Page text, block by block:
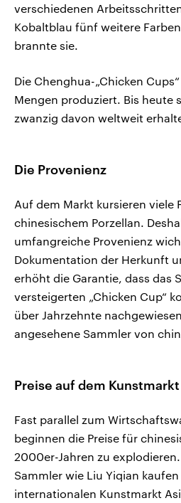
verschiedenen
Kobaltblau fünf weitere
brannte sie.
Die Chenghua-„Chicken
Mengen produziert. Bis heute
zwanzig davon weltweit
Die Provenienz
Auf dem Markt kursieren viele
chinesischem Porzellan.
umfangreiche Provenienz
Dokumentation der Herkunft
erhöht die Garantie, dass das
versteigerten „Chicken Cup“
über Jahrzehnte
angesehene Sammler von
Preise auf dem Kunstmarkt
Fast parallel zum
beginnen die Preise für
2000er-Jahren zu
Sammler wie Liu Yiqian
internationalen Kunstmarkt